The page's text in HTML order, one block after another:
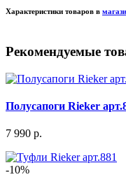
Характеристики товаров в
Рекомендуемые
Полусапоги Rieker
7 990 р.
-10%